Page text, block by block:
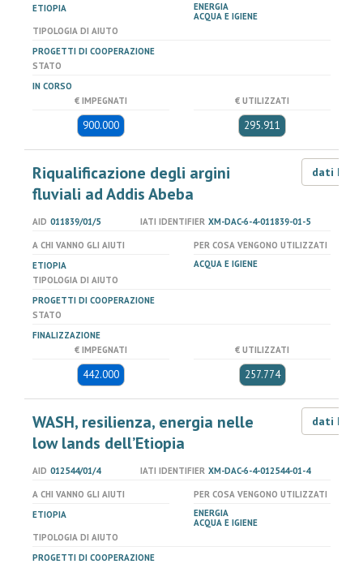
ETIOPIA
ENERGIA
ACQUA E IGIENE
TIPOLOGIA DI AIUTO
PROGETTI DI COOPERAZIONE
STATO
IN CORSO
€ IMPEGNATI
900.000
€ UTILIZZATI
295.911
Riqualificazione degli argini
fluviali ad Addis Abeba
dati LOD
AID 011839/01/5 IATI IDENTIFIER XM-DAC-6-4-011839-01-5
A CHI VANNO GLI AIUTI
ETIOPIA
PER COSA VENGONO UTILIZZATI
ACQUA E IGIENE
TIPOLOGIA DI AIUTO
PROGETTI DI COOPERAZIONE
STATO
FINALIZZAZIONE
€ IMPEGNATI
442.000
€ UTILIZZATI
257.774
WASH, resilienza, energia nelle
low lands dell’Etiopia
dati LOD
AID 012544/01/4 IATI IDENTIFIER XM-DAC-6-4-012544-01-4
A CHI VANNO GLI AIUTI
ETIOPIA
PER COSA VENGONO UTILIZZATI
ENERGIA
ACQUA E IGIENE
TIPOLOGIA DI AIUTO
PROGETTI DI COOPERAZIONE